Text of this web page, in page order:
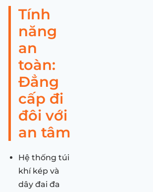
Tính
năng
an
toàn:
Đẳng
cấp đi
đôi với
an tâm
Hệ thống túi
khí kép và
dây đai đa